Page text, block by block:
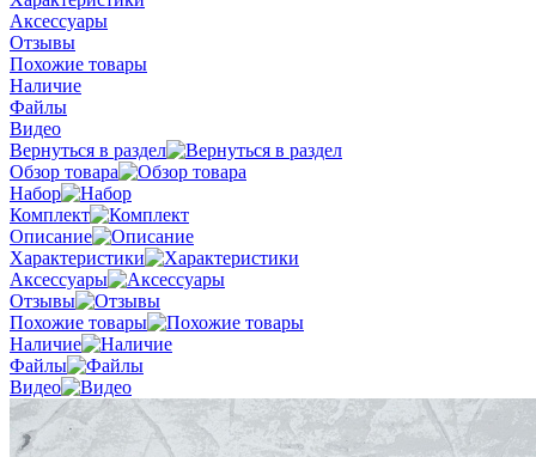
Аксессуары
Отзывы
Похожие товары
Наличие
Файлы
Видео
Вернуться в раздел
Обзор товара
Набор
Комплект
Описание
Характеристики
Аксессуары
Отзывы
Похожие товары
Наличие
Файлы
Видео